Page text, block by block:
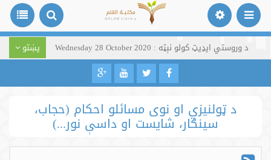
د وروستي اپډیټ کولو نېټه : Wednesday 28 October 2020 پښتو
د ټولنیزي او نوی مسائلو احکام (حجاب،
سينګار، شایست او داسې نور...)